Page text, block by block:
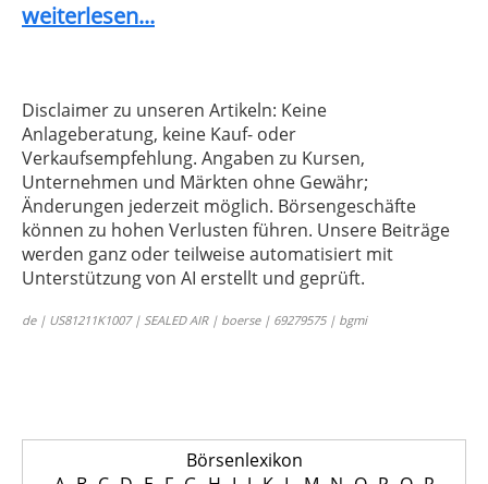
weiterlesen...
Disclaimer zu unseren Artikeln: Keine
Anlageberatung, keine Kauf- oder
Verkaufsempfehlung. Angaben zu Kursen,
Unternehmen und Märkten ohne Gewähr;
Änderungen jederzeit möglich. Börsengeschäfte
können zu hohen Verlusten führen. Unsere Beiträge
werden ganz oder teilweise automatisiert mit
Unterstützung von AI erstellt und geprüft.
de | US81211K1007 | SEALED AIR | boerse | 69279575 | bgmi
Börsenlexikon